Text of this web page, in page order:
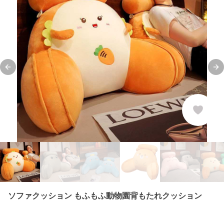
Previous slide
ソファクッション もふもふ動物園背もたれクッション